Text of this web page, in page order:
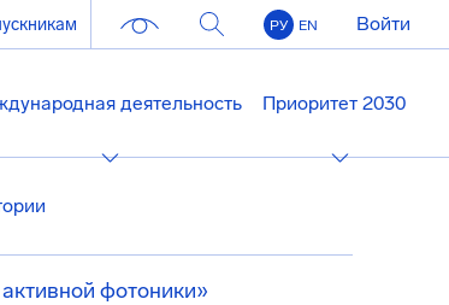
РУ EN Войти
деятельность Приоритет 2030
фотоники»